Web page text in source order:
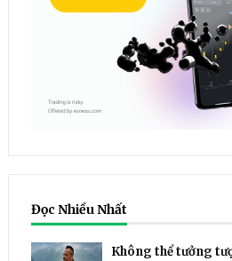
Đọc Nhiều Nhất
Không thể tưởng